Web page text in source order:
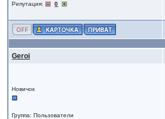
Репутация: 0
Geroi
Новичок
Группа: Пользователи